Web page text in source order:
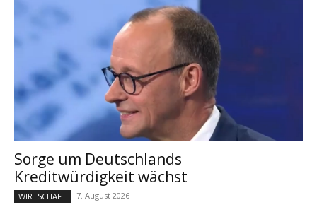
Sorge um Deutschlands
Kreditwürdigkeit wächst
WIRTSCHAFT 7. August 2026